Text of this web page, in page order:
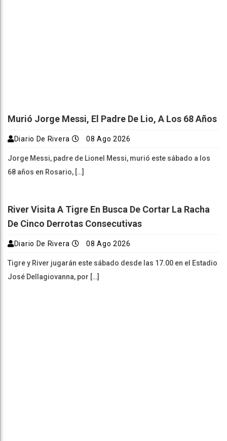
Murió Jorge Messi, El Padre De Lio, A Los 68 Años
Diario De Rivera 08 Ago 2026
Jorge Messi, padre de Lionel Messi, murió este sábado a los
68 años en Rosario, […]
River Visita A Tigre En Busca De Cortar La Racha
De Cinco Derrotas Consecutivas
Diario De Rivera 08 Ago 2026
Tigre y River jugarán este sábado desde las 17.00 en el Estadio
José Dellagiovanna, por […]